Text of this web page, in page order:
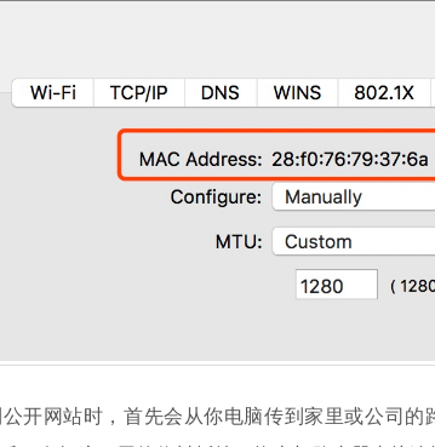
开网站时，首先会从你电脑传到家里或公司